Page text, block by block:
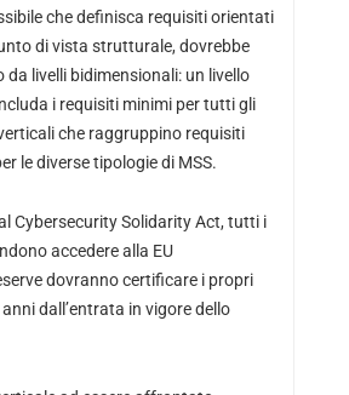
che definisca requisiti orientati
di vista strutturale, dovrebbe
da livelli bidimensionali: un livello
i requisiti minimi per tutti gli
che raggruppino requisiti
le diverse tipologie di MSS.
Cybersecurity Solidarity Act, tutti i
accedere alla EU
dovranno certificare i propri
dall’entrata in vigore dello